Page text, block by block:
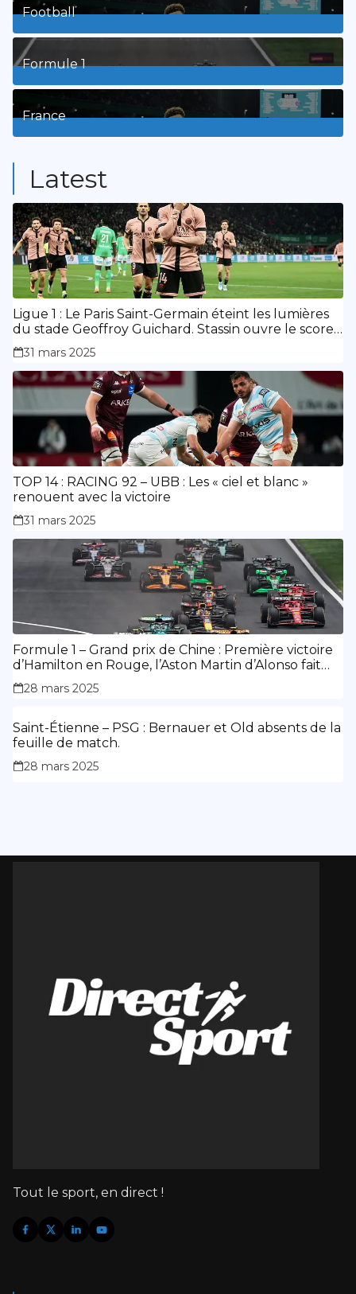
Football
8Posts
Formule 1
3Posts
France
Latest
Ligue 1 : Le Paris Saint-Germain éteint les lumières
du stade Geoffroy Guichard. Stassin ouvre le score,
doublé de Doué.
31 mars 2025
TOP 14 : RACING 92 – UBB : Les « ciel et blanc »
renouent avec la victoire
31 mars 2025
Formule 1 – Grand prix de Chine : Première victoire
d’Hamilton en Rouge, l’Aston Martin d’Alonso fait
des siennes.
28 mars 2025
Saint-Étienne – PSG : Bernauer et Old absents de la
feuille de match.
28 mars 2025
Tout le sport, en direct !